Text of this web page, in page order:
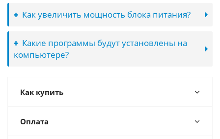
Как увеличить мощность блока питания?
Какие программы будут установлены на
компьютере?
Как купить
Оплата